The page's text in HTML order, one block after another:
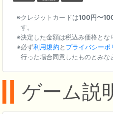
クレジットカードは100円〜
す。
決定した金額は税込み価格とな
必ず利用規約と プライバシーポ
行った場合同意したものとみな
ゲーム説